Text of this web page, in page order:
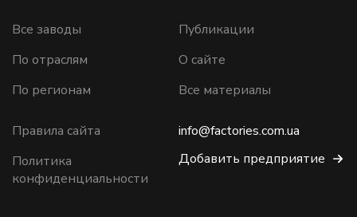
Все заводы
По отраслям
По регионам
Публикации
О сайте
Все материалы
Правила сайта
Политика
конфиденциальности
info@factories.com.ua
Добавить предприятие